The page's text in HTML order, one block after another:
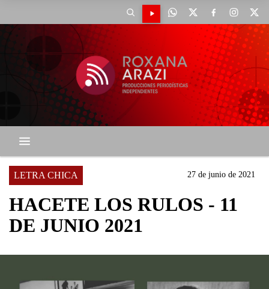
LETRA CHICA 27 de junio de 2021
HACETE LOS RULOS - 11
DE JUNIO 2021